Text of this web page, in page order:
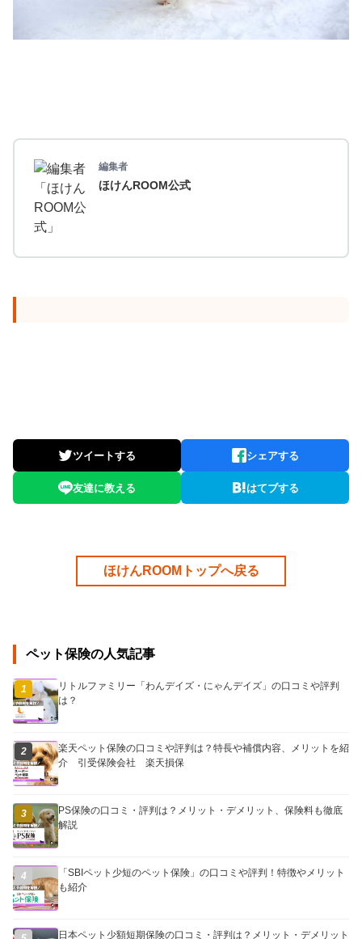
編集者
ほけんROOM公式
ツイートする シェアする
友達に教える はてブする
ほけんROOMトップへ戻る
ペット保険の人気記事
1
リトルファミリー「わんデイズ・にゃんデイズ」の口コミや評判
は？
2
楽天ペット保険の口コミや評判は？特長や補償内容、メリットを紹
介 引受保険会社 楽天損保
3
PS保険の口コミ・評判は？メリット・デメリット、保険料も徹底
解説
4
「SBIペット少短のペット保険」の口コミや評判！特徴やメリット
も紹介
日本ペット少額短期保険の口コミ・評判は？メリット・デメリット